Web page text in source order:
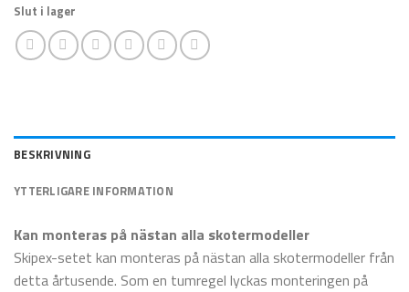
Slut i lager
BESKRIVNING
YTTERLIGARE INFORMATION
Kan monteras på nästan alla skotermodeller
Skipex-setet kan monteras på nästan alla skotermodeller från
detta årtusende. Som en tumregel lyckas monteringen på